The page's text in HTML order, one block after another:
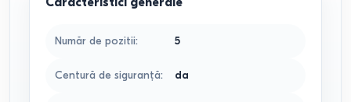
Număr de pozitii: 5
Centură de siguranță: da